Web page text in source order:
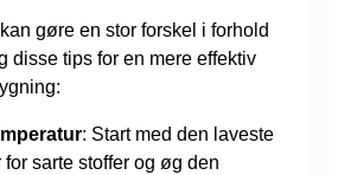
gøre en stor forskel i forhold
disse tips for en mere effektiv
: Start med den laveste
for sarte stoffer og øg den